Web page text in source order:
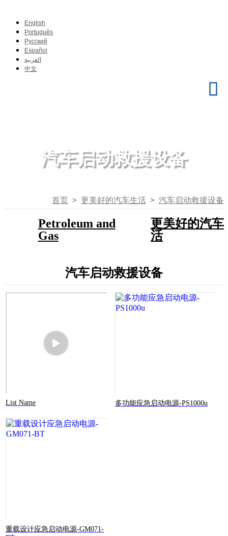
English
Português
Pусский
Español
العربية
中文
汽车启动救援设备
首页 > 更美好的汽车生活 > 汽车启动救援设备
Petroleum and
Gas
更美好的汽车
活
汽车启动救援设备
List Name 多功能应急启动电源-PS1000u
重载设计应急启动电源-GM071-